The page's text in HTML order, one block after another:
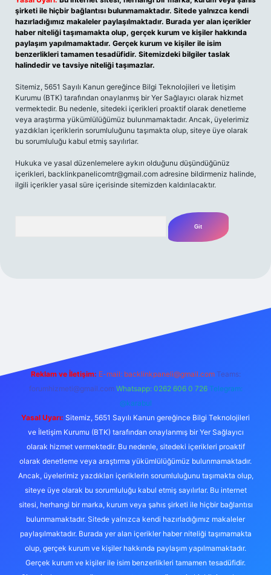
şirketi ile hiçbir bağlantısı bulunmamaktadır. Sitede yalnızca kendi
hazırladığımız makaleler paylaşılmaktadır. Burada yer alan içerikler
haber niteliği taşımamakta olup, gerçek kurum ve kişiler hakkında
paylaşım yapılmamaktadır. Gerçek kurum ve kişiler ile isim
benzerlikleri tamamen tesadüfidir. Sitemizdeki bilgiler taslak
halindedir ve tavsiye niteliği taşımazlar.
Sitemiz, 5651 Sayılı Kanun gereğince Bilgi Teknolojileri ve İletişim
Kurumu (BTK) tarafından onaylanmış bir Yer Sağlayıcı olarak hizmet
vermektedir. Bu nedenle, sitedeki içerikleri proaktif olarak denetleme
veya araştırma yükümlülüğümüz bulunmamaktadır. Ancak, üyelerimiz
yazdıkları içeriklerin sorumluluğunu taşımakta olup, siteye üye olarak
bu sorumluluğu kabul etmiş sayılırlar.
Hukuka ve yasal düzenlemelere aykırı olduğunu düşündüğünüz
içerikleri, backlinkpanelicomtr@gmail.com adresine bildirmeniz halinde,
ilgili içerikler yasal süre içerisinde sitemizden kaldırılacaktır.
Reklam ve İletişim: E-mail: backlinkpaneli@gmail.com Teams:
forumhizmeti@gmail.com Whatsapp: 0262 606 0 726 Telegram:
@karabul
Yasal Uyarı: Sitemiz, 5651 Sayılı Kanun gereğince Bilgi Teknolojileri
ve İletişim Kurumu (BTK) tarafından onaylanmış bir Yer Sağlayıcı
olarak hizmet vermektedir. Bu nedenle, sitedeki içerikleri proaktif
olarak denetleme veya araştırma yükümlülüğümüz bulunmamaktadır.
Ancak, üyelerimiz yazdıkları içeriklerin sorumluluğunu taşımakta olup,
siteye üye olarak bu sorumluluğu kabul etmiş sayılırlar. Bu internet
sitesi, herhangi bir marka, kurum veya şahıs şirketi ile hiçbir bağlantısı
bulunmamaktadır. Sitede yalnızca kendi hazırladığımız makaleler
paylaşılmaktadır. Burada yer alan içerikler haber niteliği taşımamakta
olup, gerçek kurum ve kişiler hakkında paylaşım yapılmamaktadır.
Gerçek kurum ve kişiler ile isim benzerlikleri tamamen tesadüfidir.